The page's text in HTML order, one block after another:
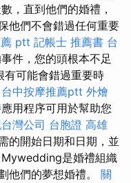
，直到他們的婚禮，
他們不會錯過任何重要
ptt 記帳士 推薦書 台
件，您的頭根本不足
有可能會錯過重要時
台中按摩推薦ptt 外燴
用程序可用於幫助您
灣公司 台胞證 高雄
的開始日期和日期，並
是婚禮組織
他們的夢想婚禮。 關